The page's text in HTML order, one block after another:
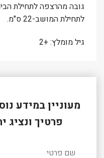
לתחילת המושב-22 ס"מ.
גיל מומלץ: +2
מעוניין במידע
פרטיך ונציג
שם פרטי